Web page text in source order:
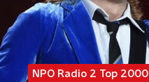
NPO Radio 2 Top 2000